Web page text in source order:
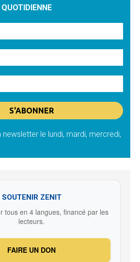
le lundi, mardi, mercredi,
SOUTENIR ZENIT
tous en 4 langues, financé par les
lecteurs.
FAIRE UN DON